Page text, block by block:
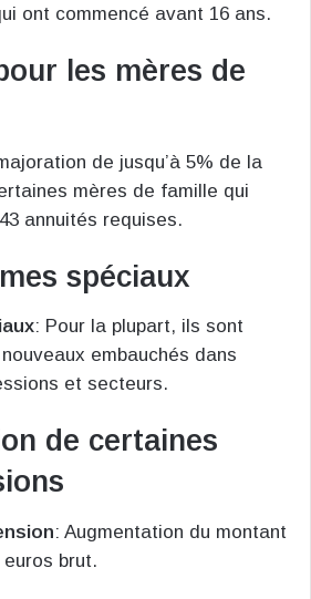
ont commencé avant 16 ans.
les mères de
de jusqu’à 5% de la
mères de famille qui
annuités requises.
spéciaux
: Pour la plupart, ils sont
embauchés dans
et secteurs.
de certaines
: Augmentation du montant
euros brut.